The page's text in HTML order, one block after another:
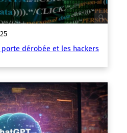
dérobée et les hackers